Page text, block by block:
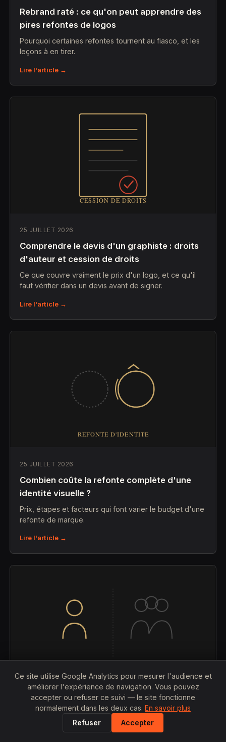
Rebrand raté : ce qu'on peut apprendre des
pires refontes de logos
Pourquoi certaines refontes tournent au fiasco, et les
leçons à en tirer.
Lire l'article →
25 JUILLET 2026
Comprendre le devis d'un graphiste : droits
d'auteur et cession de droits
Ce que couvre vraiment le prix d'un logo, et ce qu'il
faut vérifier dans un devis avant de signer.
Lire l'article →
25 JUILLET 2026
Combien coûte la refonte complète d'une
identité visuelle ?
Prix, étapes et facteurs qui font varier le budget d'une
refonte de marque.
Lire l'article →
25 JUILLET 2026
Graphiste freelance vs agence de
communication à Lyon : qui est le moins cher
Ce site utilise Google Analytics pour mesurer l'audience et
améliorer l'expérience de navigation. Vous pouvez
accepter ou refuser ce suivi — le site fonctionne
normalement dans les deux cas. En savoir plus
Refuser
Accepter